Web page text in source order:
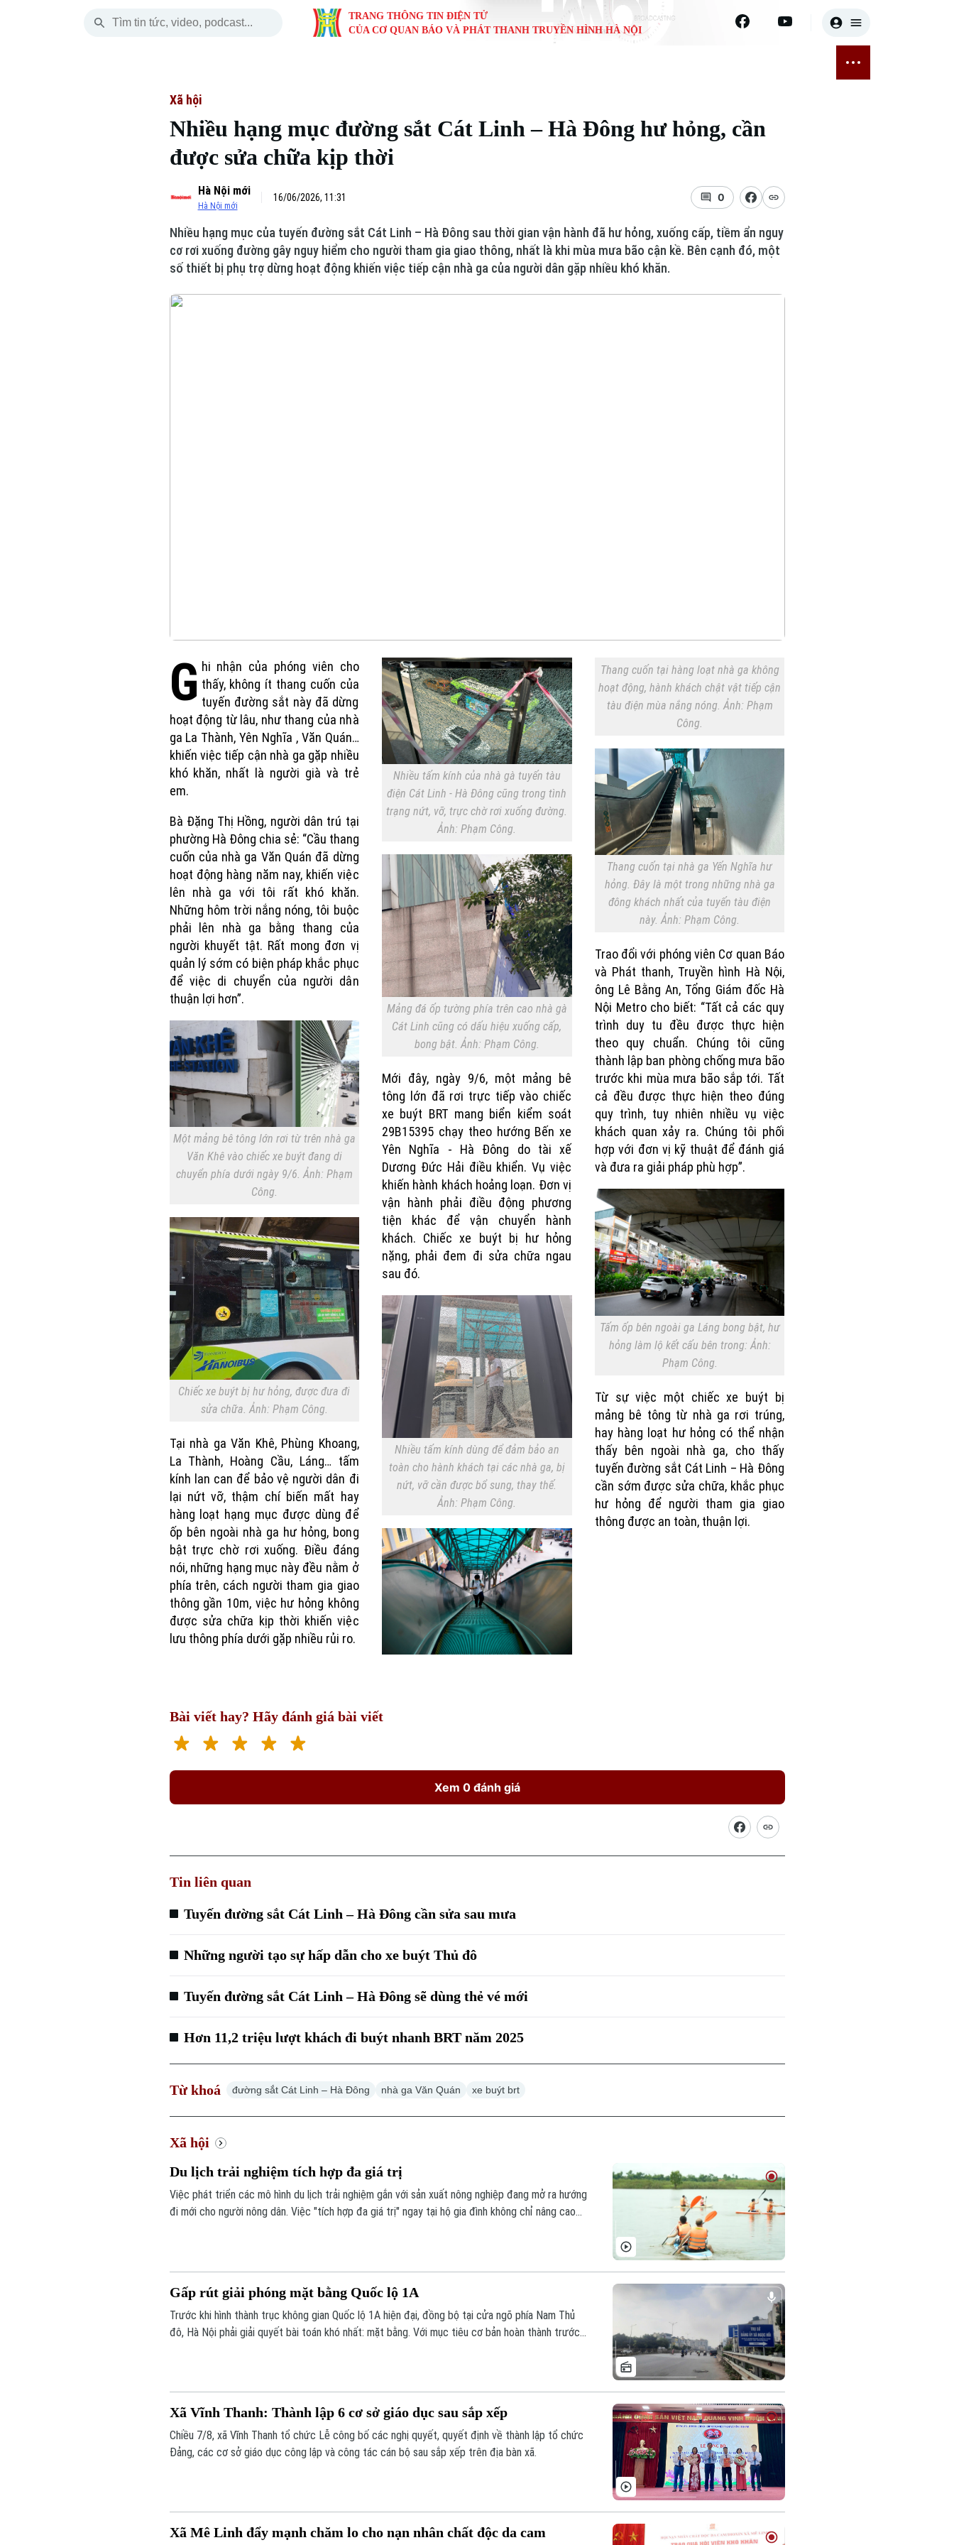
TRANG THÔNG TIN ĐIỆN TỬ
CỦA CƠ QUAN BÁO VÀ PHÁT THANH TRUYỀN HÌNH HÀ NỘI
Hà Nội
Chính trị
Xã hội
An ninh trật tự
Công nghệ
Người Hà Nội
Khoảnh khắc Hà Nội
Ẩm thực
Quân sự
Hồ sơ
Người Việt 4 phương
Cafe sáng
Tài chính Ngân hàng
Doanh nghiệp
Đầu tư
Căn hộ
Kinh nghiệm
Tàu
Đánh giá
Tuyển sinh Làng nghề Dinh dưỡng Quần vợt Sao
Thời trang
Âm nhạc
Xã hội
Nhiều hạng mục đường sắt Cát Linh – Hà Đông hư hỏng, cần
được sửa chữa kịp thời
Hà Nội mới
Hà Nội mới
16/06/2026, 11:31 0
Nhiều hạng mục của tuyến đường sắt Cát Linh – Hà Đông sau thời gian vận hành đã hư hỏng, xuống cấp, tiềm ẩn nguy
cơ rơi xuống đường gây nguy hiểm cho người tham gia giao thông, nhất là khi mùa mưa bão cận kề. Bên cạnh đó, một
số thiết bị phụ trợ dừng hoạt động khiến việc tiếp cận nhà ga của người dân gặp nhiều khó khăn.
G hi nhận của phóng viên cho
thấy, không ít thang cuốn của
tuyến đường sắt này đã dừng
hoạt động từ lâu, như thang của nhà
ga La Thành, Yên Nghĩa , Văn Quán…
khiến việc tiếp cận nhà ga gặp nhiều
khó khăn, nhất là người già và trẻ
em.
Bà Đặng Thị Hồng, người dân trú tại
phường Hà Đông chia sẻ: “Cầu thang
cuốn của nhà ga Văn Quán đã dừng
hoạt động hàng năm nay, khiến việc
lên nhà ga với tôi rất khó khăn.
Những hôm trời nắng nóng, tôi buộc
phải lên nhà ga bằng thang của
người khuyết tật. Rất mong đơn vị
quản lý sớm có biện pháp khắc phục
để việc di chuyển của người dân
thuận lợi hơn”.
Một mảng bê tông lớn rơi từ trên nhà ga
Văn Khê vào chiếc xe buýt đang di
chuyển phía dưới ngày 9/6. Ảnh: Phạm
Công.
Chiếc xe buýt bị hư hỏng, được đưa đi
sửa chữa. Ảnh: Phạm Công.
Tại nhà ga Văn Khê, Phùng Khoang,
La Thành, Hoàng Cầu, Láng… tấm
kính lan can để bảo vệ người dân đi
lại nứt vỡ, thậm chí biến mất hay
hàng loạt hạng mục được dùng để
ốp bên ngoài nhà ga hư hỏng, bong
bật trực chờ rơi xuống. Điều đáng
nói, những hạng mục này đều nằm ở
phía trên, cách người tham gia giao
thông gần 10m, việc hư hỏng không
được sửa chữa kịp thời khiến việc
lưu thông phía dưới gặp nhiều rủi ro.
Nhiều tấm kính của nhà gà tuyến tàu
điện Cát Linh - Hà Đông cũng trong tình
trạng nứt, vỡ, trực chờ rơi xuống đường.
Ảnh: Phạm Công.
Mảng đá ốp tường phía trên cao nhà gà
Cát Linh cũng có dấu hiệu xuống cấp,
bong bật. Ảnh: Phạm Công.
Mới đây, ngày 9/6, một mảng bê
tông lớn đã rơi trực tiếp vào chiếc
xe buýt BRT mang biển kiểm soát
29B15395 chạy theo hướng Bến xe
Yên Nghĩa - Hà Đông do tài xế
Dương Đức Hải điều khiển. Vụ việc
khiến hành khách hoảng loạn. Đơn vị
vận hành phải điều động phương
tiện khác để vận chuyển hành
khách. Chiếc xe buýt bị hư hỏng
nặng, phải đem đi sửa chữa ngau
sau đó.
Nhiều tấm kính dùng để đảm bảo an
toàn cho hành khách tại các nhà ga, bị
nứt, vỡ cần được bổ sung, thay thế.
Ảnh: Phạm Công.
Thang cuốn tại hàng loạt nhà ga không
hoạt động, hành khách chật vật tiếp cận
tàu điện mùa nắng nóng. Ảnh: Phạm
Công.
Thang cuốn tại nhà ga Yến Nghĩa hư
hỏng. Đây là một trong những nhà ga
đông khách nhất của tuyến tàu điện
này. Ảnh: Phạm Công.
Trao đổi với phóng viên Cơ quan Báo
và Phát thanh, Truyền hình Hà Nội,
ông Lê Bằng An, Tổng Giám đốc Hà
Nội Metro cho biết: “Tất cả các quy
trình duy tu đều được thực hiện
theo quy chuẩn. Chúng tôi cũng
thành lập ban phòng chống mưa bão
trước khi mùa mưa bão sắp tới. Tất
cả đều được thực hiện theo đúng
quy trình, tuy nhiên nhiều vụ việc
khách quan xảy ra. Chúng tôi phối
hợp với đơn vị kỹ thuật để đánh giá
và đưa ra giải pháp phù hợp”.
Tấm ốp bên ngoài ga Láng bong bật, hư
hỏng làm lộ kết cấu bên trong: Ảnh:
Phạm Công.
Từ sự việc một chiếc xe buýt bị
mảng bê tông từ nhà ga rơi trúng,
hay hàng loạt hư hỏng có thể nhận
thấy bên ngoài nhà ga, cho thấy
tuyến đường sắt Cát Linh – Hà Đông
cần sớm được sửa chữa, khắc phục
hư hỏng để người tham gia giao
thông được an toàn, thuận lợi.
Bài viết hay? Hãy đánh giá bài viết
Xem 0 đánh giá
Tin liên quan
Tuyến đường sắt Cát Linh – Hà Đông cần sửa sau mưa
Những người tạo sự hấp dẫn cho xe buýt Thủ đô
Tuyến đường sắt Cát Linh – Hà Đông sẽ dùng thẻ vé mới
Hơn 11,2 triệu lượt khách đi buýt nhanh BRT năm 2025
Từ khoá đường sắt Cát Linh – Hà Đông nhà ga Văn Quán xe buýt brt
Xã hội
Du lịch trải nghiệm tích hợp đa giá trị
Việc phát triển các mô hình du lịch trải nghiệm gắn với sản xuất nông nghiệp đang mở ra hướng
đi mới cho người nông dân. Việc "tích hợp đa giá trị" ngay tại hộ gia đình không chỉ nâng cao
Gấp rút giải phóng mặt bằng Quốc lộ 1A
Trước khi hình thành trục không gian Quốc lộ 1A hiện đại, đồng bộ tại cửa ngõ phía Nam Thủ
đô, Hà Nội phải giải quyết bài toán khó nhất: mặt bằng. Với mục tiêu cơ bản hoàn thành trước
Xã Vĩnh Thanh: Thành lập 6 cơ sở giáo dục sau sắp xếp
Chiều 7/8, xã Vĩnh Thanh tổ chức Lễ công bố các nghị quyết, quyết định về thành lập tổ chức
Đảng, các cơ sở giáo dục công lập và công tác cán bộ sau sắp xếp trên địa bàn xã.
Xã Mê Linh đẩy mạnh chăm lo cho nạn nhân chất độc da cam